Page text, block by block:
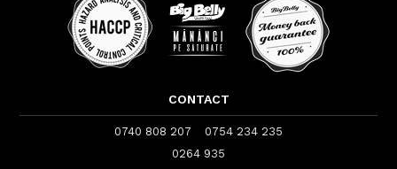
CONTACT
0740 808 207
0754 234 235
0264 935